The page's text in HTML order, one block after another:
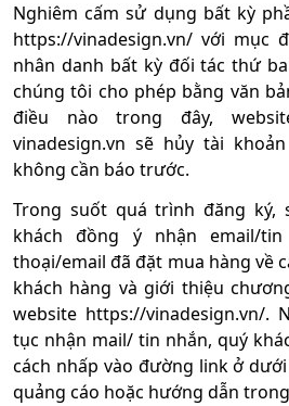
Nghiêm cấm sử dụng bất kỳ
https://vinadesign.vn/ với mục
nhân danh bất kỳ đối tác thứ
chúng tôi cho phép bằng văn
điều nào trong đây,
vinadesign.vn sẽ hủy tài
không cần báo trước.
Trong suốt quá trình đăng ký,
khách đồng ý nhận email/
thoại/email đã đặt mua hàng về
khách hàng và giới thiệu
website https://vinadesign.vn/.
tục nhận mail/ tin nhắn, quý
cách nhấp vào đường link ở
quảng cáo hoặc hướng dẫn